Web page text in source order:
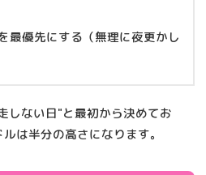
最優先にする（無理に夜更かし
しない日"と最初から決めてお
は半分の高さになります。